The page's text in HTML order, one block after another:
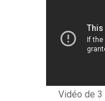
Vidéo de